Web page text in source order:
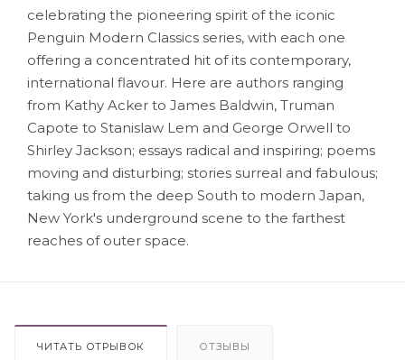
celebrating the pioneering spirit of the iconic
Penguin Modern Classics series, with each one
offering a concentrated hit of its contemporary,
international flavour. Here are authors ranging
from Kathy Acker to James Baldwin, Truman
Capote to Stanislaw Lem and George Orwell to
Shirley Jackson; essays radical and inspiring; poems
moving and disturbing; stories surreal and fabulous;
taking us from the deep South to modern Japan,
New York's underground scene to the farthest
reaches of outer space.
ЧИТАТЬ ОТРЫВОК ОТЗЫВЫ